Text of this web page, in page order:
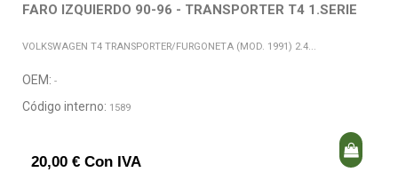
FARO IZQUIERDO 90-96 - TRANSPORTER T4 1.SERIE
VOLKSWAGEN T4 TRANSPORTER/FURGONETA (MOD. 1991) 2.4...
OEM: -
Código interno: 1589
20,00 € Con IVA